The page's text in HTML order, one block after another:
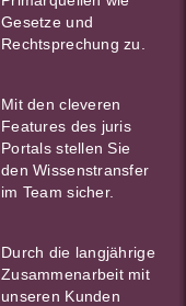
Gesetze und
Rechtsprechung zu.
Mit den cleveren
Features des juris
Portals stellen Sie
den Wissenstransfer
im Team sicher.
Durch die langjährige
Zusammenarbeit mit
unseren Kunden